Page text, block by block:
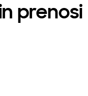
prenosi